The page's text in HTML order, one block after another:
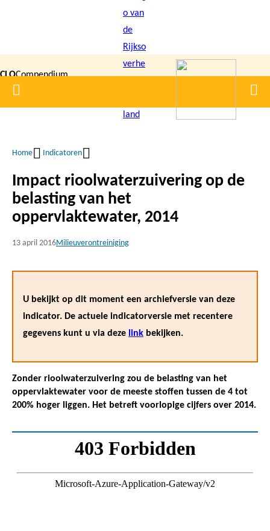
inhoud
gaan
CLOCompendium
voor de
Home
Kruimelpad
Home Indicatoren
Impact rioolwaterzuivering op de
belasting van het
oppervlaktewater, 2014
13 april 2016Milieuverontreiniging
U bekijkt op dit moment een archiefversie van deze
indicator. De actuele indicatorversie met recentere
gegevens kunt u via deze link bekijken.
Zonder rioolwaterzuivering zou de belasting van het
oppervlaktewater voor de meeste stoffen tussen de 4 tot
200% hoger liggen. Het betreft voorlopige cijfers over 2014.